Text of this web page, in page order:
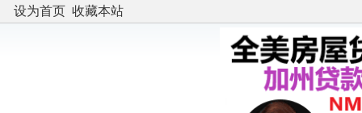
设为首页 收藏本站